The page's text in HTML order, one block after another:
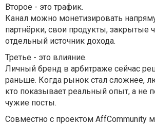
Второе - это трафик.
Канал можно монетизировать
партнёрки, свои продукты, закрытые
отдельный источник дохода.
Третье - это влияние.
Личный бренд в арбитраже сейчас
раньше. Когда рынок стал сложнее,
кто показывает реальный опыт, а не
чужие посты.
Совместно с проектом AffCommunity